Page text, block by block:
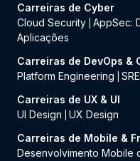
Carreiras de Cyber
Cloud Security AppSec:
Aplicações
Carreiras de DevOps &
Platform Engineering
Carreiras de UX & UI
UI Design
UX Design
Carreiras de Mobile &
Desenvolvimento Mobile